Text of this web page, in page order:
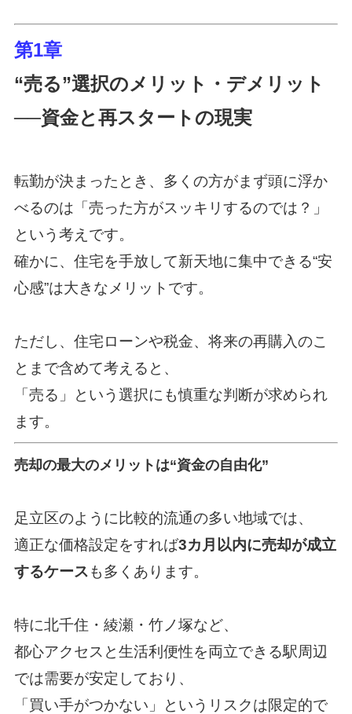
第1章
“売る”選択のメリット・デメリット
──資金と再スタートの現実
転勤が決まったとき、多くの方がまず頭に浮か
べるのは「売った方がスッキリするのでは？」
という考えです。
確かに、住宅を手放して新天地に集中できる“安
心感”は大きなメリットです。
ただし、住宅ローンや税金、将来の再購入のこ
とまで含めて考えると、
「売る」という選択にも慎重な判断が求められ
ます。
売却の最大のメリットは“資金の自由化”
足立区のように比較的流通の多い地域では、
適正な価格設定をすれば3カ月以内に売却が成立
するケース も多くあります。
特に北千住・綾瀬・竹ノ塚など、
都心アクセスと生活利便性を両立できる駅周辺
では需要が安定しており、
「買い手がつかない」というリスクは限定的で